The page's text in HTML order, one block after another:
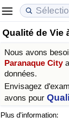
Qualité de Vie
Nous avons
Paranaque City
données.
Envisagez
avons pour
Plus d'information:
Coût de la vie
Indice du Coût
Indice du Coût
Indice du coût
Prix de
Indice des Prix
Indice des Prix
Indice des Prix
Qualité de Vie
Indice de
Indice de
Indice de